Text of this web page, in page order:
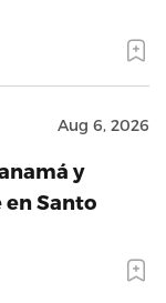
Aug 6, 2026
y
Santo